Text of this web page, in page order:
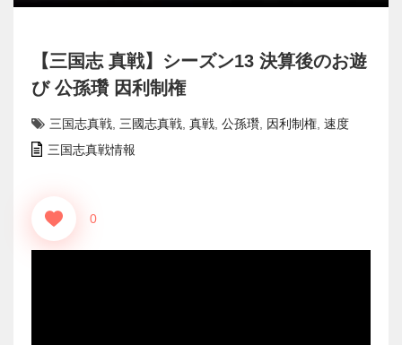
【三国志 真戦】シーズン13 決算後のお遊
び 公孫瓚 因利制権
三国志真戦 三國志真戦 真戦 公孫瓚 因利制権 速度
三国志真戦情報
0